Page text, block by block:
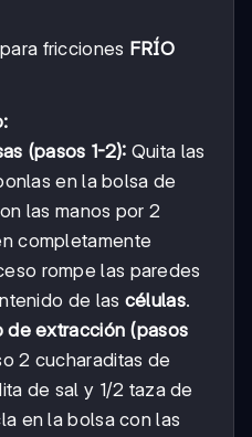
fricciones FRÍO
(pasos 1-2): Quita las
en la bolsa de
las manos por 2
completamente
rompe las paredes
de las células.
de extracción (pasos
2 cucharaditas de
de sal y 1/2 taza de
en la bolsa con las